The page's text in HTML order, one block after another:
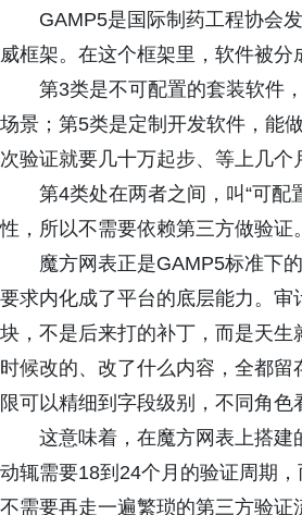
GAMP5是国际制药工程协会
威框架。在这个框架里，软件被分
第3类是不可配置的套装软件
场景；第5类是定制开发软件，能
次验证就要几十万起步、等上几
第4类处在两者之间，叫“可
性，所以不需要依赖第三方做验证。
魔方网表正是GAMP5标准下
要求内化成了平台的底层能力。
块，不是后来打的补丁，而是天
时候改的、改了什么内容，全都
限可以精细到字段级别，不同角
这意味着，在魔方网表上搭
动辄需要18到24个月的验证周期
不需要再走一遍繁琐的第三方验证